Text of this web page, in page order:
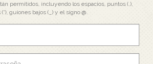
permitidos, incluyendo los espacios, puntos (.),
guiones bajos (_) y el signo @.